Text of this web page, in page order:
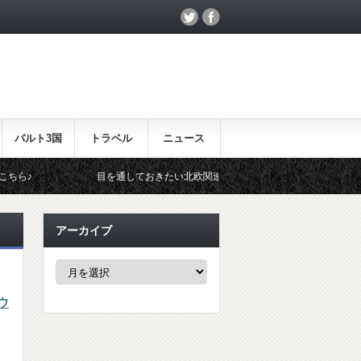
バルト3国 トラベル ニュース
目を通しておきたい北欧関連のイベント！ 北欧らしいギフ
アーカイブ
ア
ブ